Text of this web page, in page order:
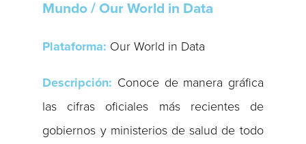
Mundo / Our World in Data
Plataforma: Our World in Data
Descripción: Conoce de manera gráfica
las cifras oficiales más recientes de
gobiernos y ministerios de salud de todo